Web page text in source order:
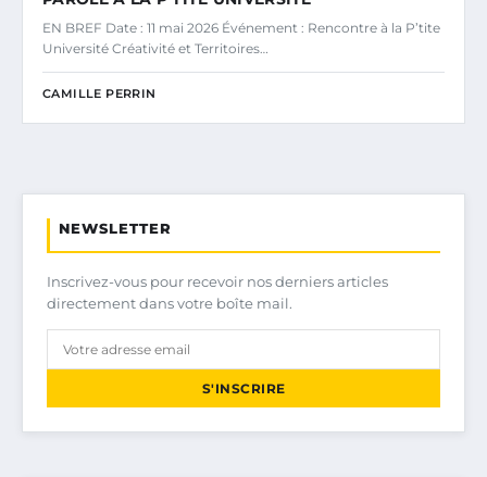
EN BREF Date : 11 mai 2026 Événement : Rencontre à la P’tite
Université Créativité et Territoires…
CAMILLE PERRIN
NEWSLETTER
Inscrivez-vous pour recevoir nos derniers articles
directement dans votre boîte mail.
S'INSCRIRE